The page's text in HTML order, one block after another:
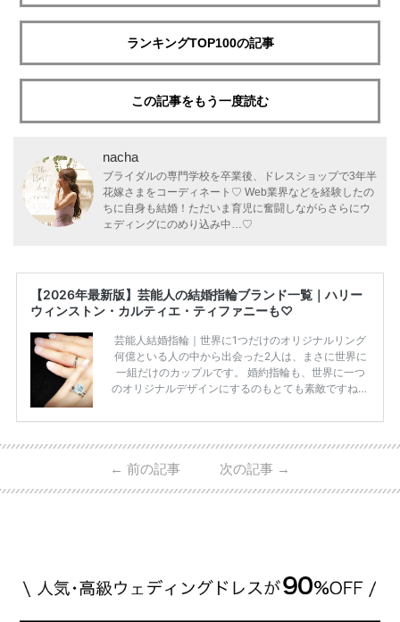
ランキングTOP100の記事
この記事をもう一度読む
nacha
ブライダルの専門学校を卒業後、ドレスショップで3年半
花嫁さまをコーディネート♡ Web業界などを経験したの
ちに自身も結婚！ただいま育児に奮闘しながらさらにウ
ェディングにのめり込み中…♡
【2026年最新版】芸能人の結婚指輪ブランド一覧｜ハリー
ウィンストン・カルティエ・ティファニーも♡
芸能人結婚指輪｜世界に1つだけのオリジナルリング
何億といる人の中から出会った2人は、まさに世界に
一組だけのカップルです。 婚約指輪も、世界に一つ
のオリジナルデザインにするのもとても素敵ですね♡
のを形にするのも想い出になります。 上戸彩さん・H
HPより引用 2011年9月に結婚した女優の上戸彩さん
とEXILEのHIROさん。 上戸さんに贈った婚約指輪
← 前の記事 次の記事 →